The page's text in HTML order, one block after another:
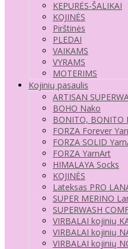
KEPURĖS-ŠALIKAI
KOJINĖS
Pirštinės
PLEDAI
VAIKAMS
VYRAMS
MOTERIMS
Kojinių pasaulis
ARTISAN
BOHO Nako
BONITO, BONITO
FORZA Forever
FORZA SOLID
FORZA YarnArt
HIMALAYA Socks
KOJINĖS
Lateksas PRO
SUPER MERINO
SUPERWASH
VIRBALAI kojinių
VIRBALAI kojinių
VIRBALAI kojinių